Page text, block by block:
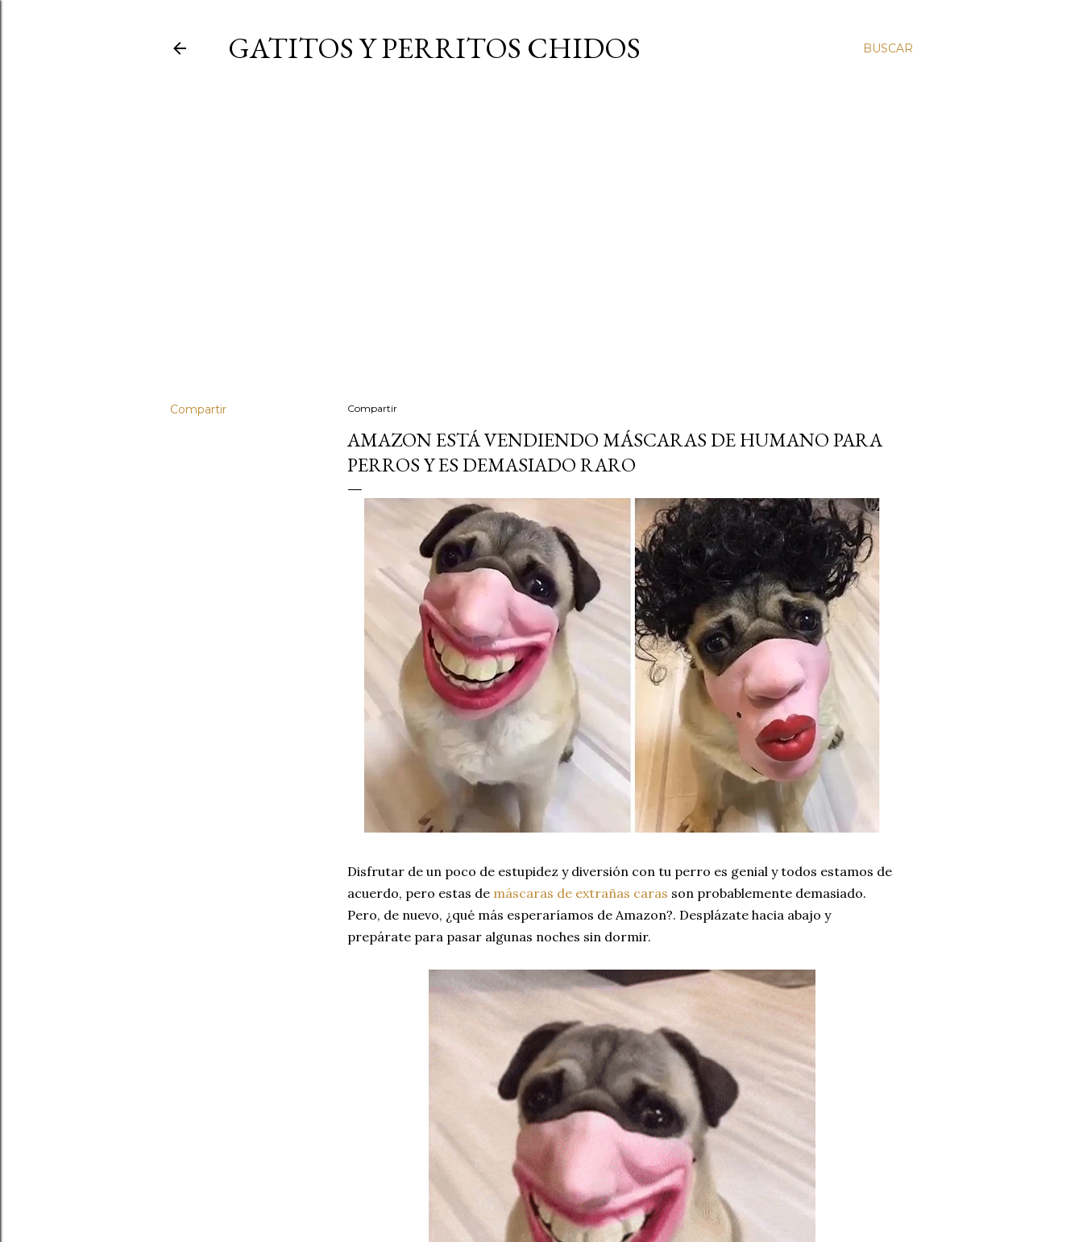
BUSCAR
GATITOS Y PERRITOS CHIDOS
Compartir Compartir
AMAZON ESTÁ VENDIENDO MÁSCARAS DE HUMANO PARA
PERROS Y ES DEMASIADO RARO
Disfrutar de un poco de estupidez y diversión con tu perro es genial y todos estamos de
acuerdo, pero estas de máscaras de extrañas caras son probablemente demasiado.
Pero, de nuevo, ¿qué más esperaríamos de Amazon?. Desplázate hacia abajo y
prepárate para pasar algunas noches sin dormir.